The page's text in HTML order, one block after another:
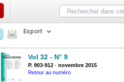
Export
Vol 32 - N° 9
P. 903-912 - novembre 2015
Retour au numéro